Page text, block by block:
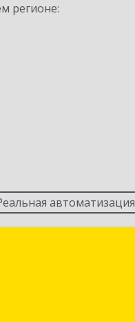
регионе:
автоматизация
округ Малая Охта,